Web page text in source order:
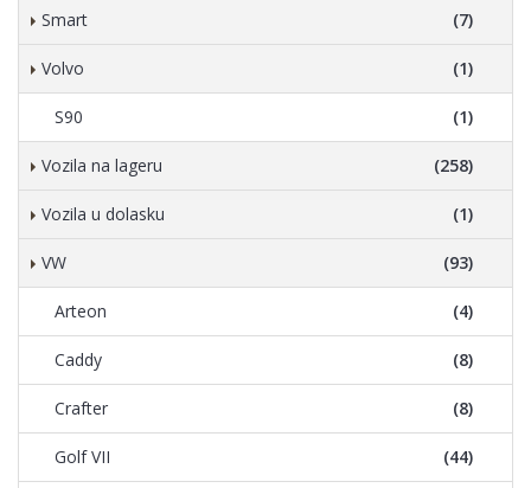
Smart (7)
Volvo (1)
S90 (1)
Vozila na lageru (258)
Vozila u dolasku (1)
VW (93)
Arteon (4)
Caddy (8)
Crafter (8)
Golf VII (44)